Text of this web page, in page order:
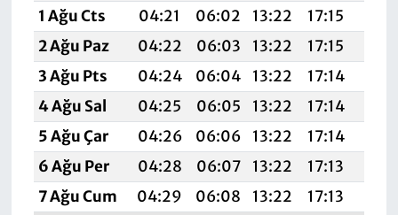
1 Ağu Cts
04:21 06:02 13:22 17:15
2 Ağu Paz
04:22 06:03 13:22 17:15
3 Ağu Pts
04:24 06:04 13:22 17:14
4 Ağu Sal
04:25 06:05 13:22 17:14
5 Ağu Çar
04:26 06:06 13:22 17:14
6 Ağu Per
04:28 06:07 13:22 17:13
7 Ağu Cum
04:29 06:08 13:22 17:13